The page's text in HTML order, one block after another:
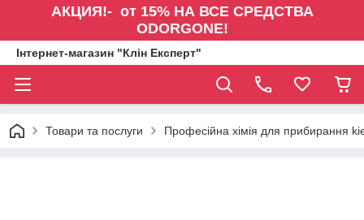
АКЦИЯ!- от 15% НА ВСЕ СРЕДСТВА
ODORGONE!
Інтернет-магазин "Клін Експерт"
Товари та послуги Професійна хімія для прибирання